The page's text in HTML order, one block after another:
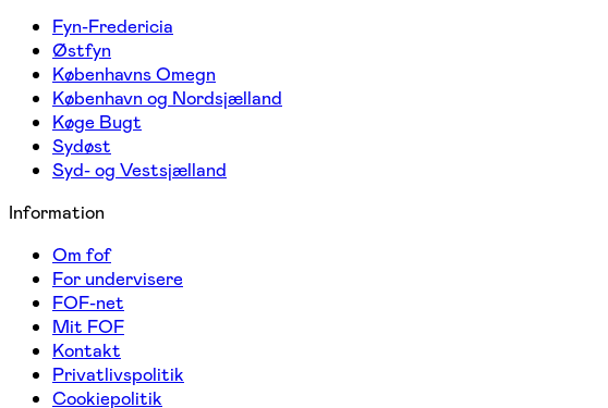
Fyn-Fredericia
Østfyn
Københavns Omegn
København og Nordsjælland
Køge Bugt
Sydøst
Syd- og Vestsjælland
Information
Om fof
For undervisere
FOF-net
Mit FOF
Kontakt
Privatlivspolitik
Cookiepolitik